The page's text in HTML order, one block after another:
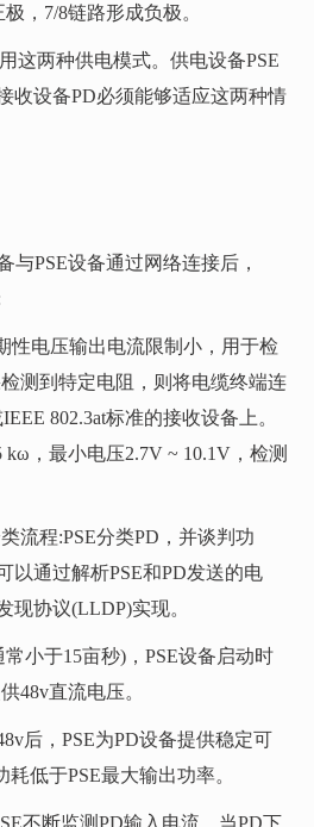
，7/8链路形成负极。
这两种供电模式。供电设备PSE
收设备PD必须能够适应这两种情
与PSE设备通过网络连接后，
性电压输出电流限制小，用于检
测到特定电阻，则将电缆终端连
802.3at标准的接收设备上。
，最小电压2.7V ~ 10.1V，检测
流程:PSE分类PD，并谈判功
以通过解析PSE和PD发送的电
现协议(LLDP)实现。
小于15亩秒)，PSE设备启动时
48v直流电压。
后，PSE为PD设备提供稳定可
低于PSE最大输出功率。